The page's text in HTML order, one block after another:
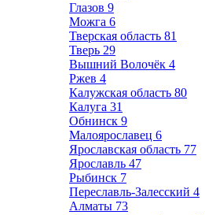
Глазов 9
Можга 6
Тверская область 81
Тверь 29
Вышний Волочёк 4
Ржев 4
Калужская область 80
Калуга 31
Обнинск 9
Малоярославец 6
Ярославская область 77
Ярославль 47
Рыбинск 7
Переславль-Залесский 4
Алматы 73